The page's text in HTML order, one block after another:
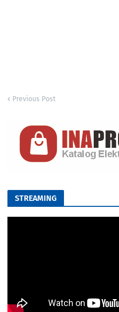
Previous Post
STREAMING